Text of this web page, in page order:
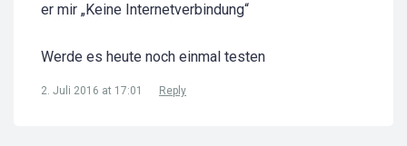
er mir „Keine Internetverbindung“
Werde es heute noch einmal testen
2. Juli 2016 at 17:01 Reply